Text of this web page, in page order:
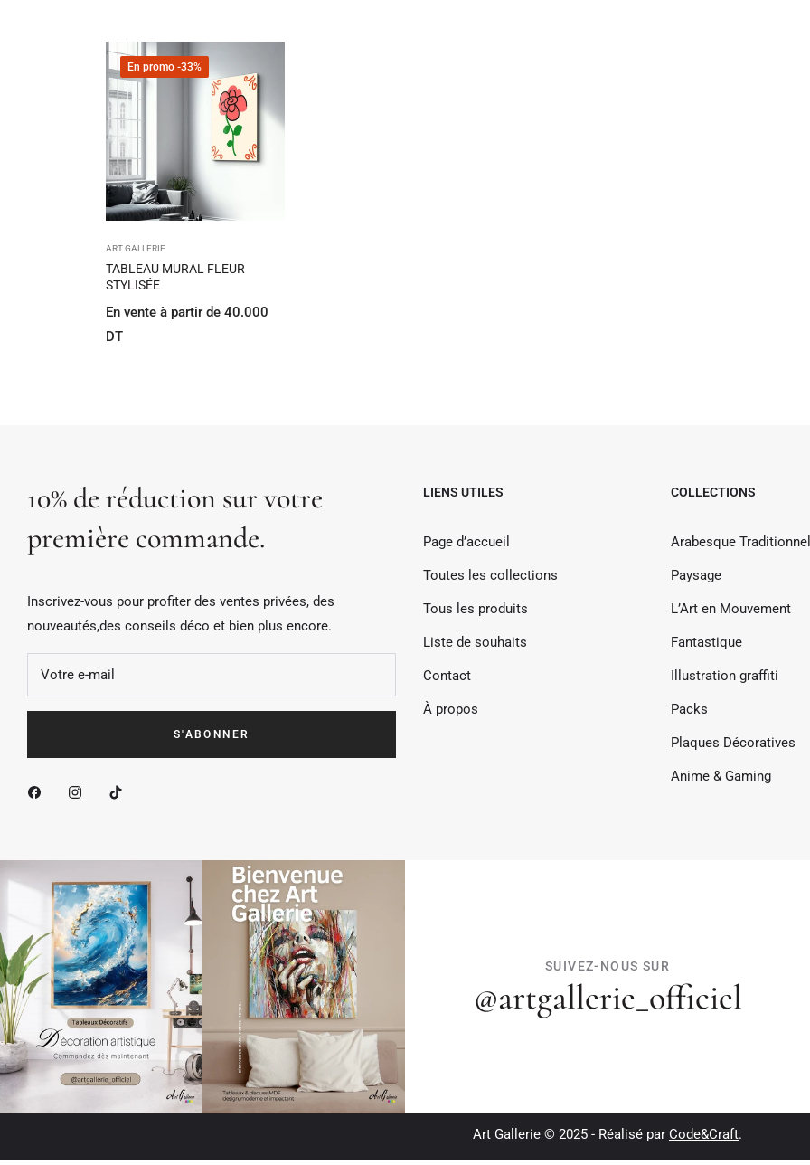
En promo -33%
ART GALLERIE
TABLEAU MURAL FLEUR
STYLISÉE
En vente à partir de 40.000
DT
10% de réduction sur votre
première commande.
Inscrivez-vous pour profiter des ventes privées, des
nouveautés,des conseils déco et bien plus encore.
Votre e-mail
S'ABONNER
LIENS UTILES
Page d’accueil
Toutes les collections
Tous les produits
Liste de souhaits
Contact
À propos
COLLECTIONS
Arabesque
Paysage
L’Art en Mouvement
Fantastique
Illustration graffiti
Packs
Plaques Décoratives
Anime & Gaming
SUIVEZ-NOUS SUR
@artgallerie_officiel
Art Gallerie © 2025 - Réalisé par Code&Craft.